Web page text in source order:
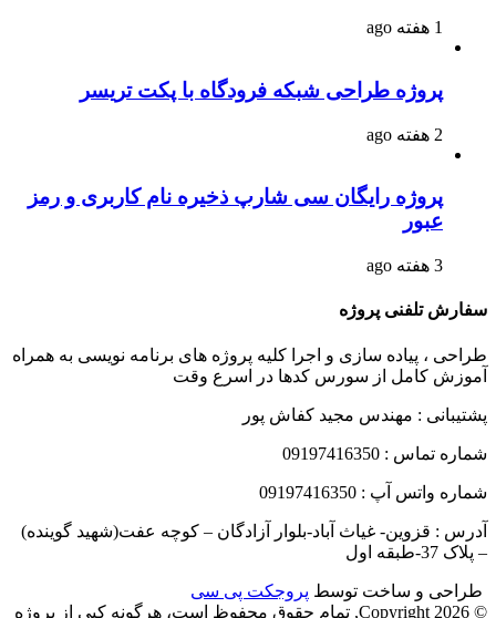
1 هفته ago
پروژه طراحی شبکه فرودگاه با پکت تریسر
2 هفته ago
پروژه رایگان سی شارپ ذخیره نام کاربری و رمز
عبور
3 هفته ago
سفارش تلفنی پروژه
طراحی ، پیاده سازی و اجرا کلیه پروژه های برنامه نویسی به همراه
آموزش کامل از سورس کدها در اسرع وقت
پشتیبانی : مهندس مجید کفاش پور
شماره تماس : 09197416350
شماره واتس آپ : 09197416350
آدرس : قزوین- غیاث آباد-بلوار آزادگان – کوچه عفت(شهید گوینده)
– پلاک 37-طبقه اول
طراحی و ساخت توسط پروجکت پی سی
© Copyright 2026, تمام حقوق محفوظ است، هرگونه کپی از پروژه